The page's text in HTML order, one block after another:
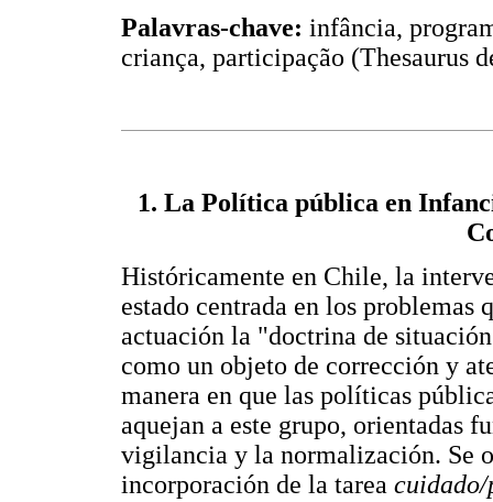
Palavras-chave: infância,
criança, participação (Thesaurus
1. La Política pública en
Históricamente en Chile, la
estado centrada en los problemas
actuación la "doctrina de
como un objeto de corrección y
manera en que las políticas
aquejan a este grupo, orientadas
vigilancia y la normalización. Se
incorporación de la tarea cuidado/